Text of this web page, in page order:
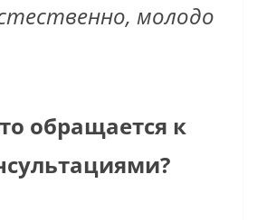
молодо
обращается к